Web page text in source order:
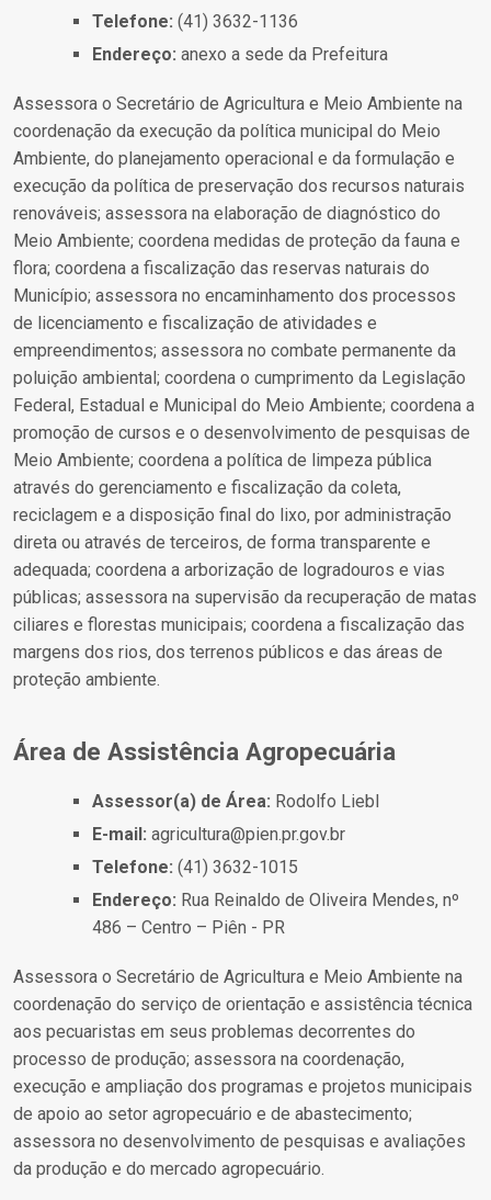
Telefone: (41) 3632-1136
Endereço: anexo a sede da Prefeitura
Assessora o Secretário de Agricultura e Meio Ambiente na
coordenação da execução da política municipal do Meio
Ambiente, do planejamento operacional e da formulação e
execução da política de preservação dos recursos naturais
renováveis; assessora na elaboração de diagnóstico do
Meio Ambiente; coordena medidas de proteção da fauna e
flora; coordena a fiscalização das reservas naturais do
Município; assessora no encaminhamento dos processos
de licenciamento e fiscalização de atividades e
empreendimentos; assessora no combate permanente da
poluição ambiental; coordena o cumprimento da Legislação
Federal, Estadual e Municipal do Meio Ambiente; coordena a
promoção de cursos e o desenvolvimento de pesquisas de
Meio Ambiente; coordena a política de limpeza pública
através do gerenciamento e fiscalização da coleta,
reciclagem e a disposição final do lixo, por administração
direta ou através de terceiros, de forma transparente e
adequada; coordena a arborização de logradouros e vias
públicas; assessora na supervisão da recuperação de matas
ciliares e florestas municipais; coordena a fiscalização das
margens dos rios, dos terrenos públicos e das áreas de
proteção ambiente.
Área de Assistência Agropecuária
Assessor(a) de Área: Rodolfo Liebl
E-mail: agricultura@pien.pr.gov.br
Telefone: (41) 3632-1015
Endereço: Rua Reinaldo de Oliveira Mendes, nº
486 – Centro – Piên - PR
Assessora o Secretário de Agricultura e Meio Ambiente na
coordenação do serviço de orientação e assistência técnica
aos pecuaristas em seus problemas decorrentes do
processo de produção; assessora na coordenação,
execução e ampliação dos programas e projetos municipais
de apoio ao setor agropecuário e de abastecimento;
assessora no desenvolvimento de pesquisas e avaliações
da produção e do mercado agropecuário.